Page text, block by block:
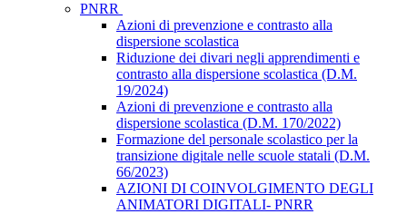
PNRR
Azioni di prevenzione e contrasto alla
dispersione scolastica
Riduzione dei divari negli apprendimenti e
contrasto alla dispersione scolastica (D.M.
19/2024)
Azioni di prevenzione e contrasto alla
dispersione scolastica (D.M. 170/2022)
Formazione del personale scolastico per la
transizione digitale nelle scuole statali (D.M.
66/2023)
AZIONI DI COINVOLGIMENTO DEGLI
ANIMATORI DIGITALI- PNRR